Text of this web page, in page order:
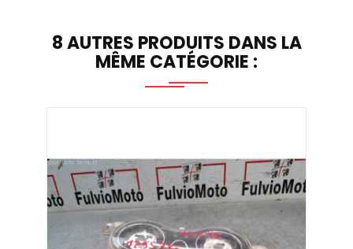
8 AUTRES PRODUITS DANS LA
MÊME CATÉGORIE :